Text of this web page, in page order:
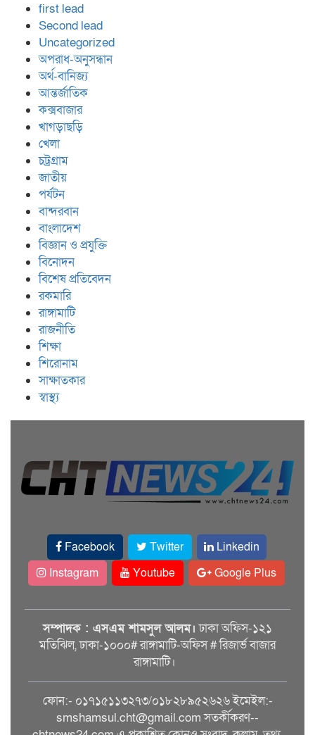
first lead
Second lead
Uncategorized
অপরাধ-অনুসন্ধান
অর্থ-বানিজ্য
আন্তর্জাতিক
কক্সবাজার
খাগড়াছড়ি
খেলা
চট্রগ্রাম
জাতীয়
পর্যটন
বান্দরবান
বাংলাদেশ
বিজ্ঞান ও প্রযুক্তি
বিনোদন
বিশেষ প্রতিবেদন
রকমারি
রাঙ্গামাটি
রাজনীতি
শিক্ষা
শিরোনাম
সাক্ষাতকার
স্বাস্থ্য
Facebook Twitter
Linkedin
Instagram
Youtube Google Plus
সম্পাদক : এসএম শামসুল আলম। ঢাকা অফিস-১২১
মতিঝিল, ঢাকা-১০০০# রাঙ্গামাটি-অফিস # রিজার্ভ বাজার
রাঙ্গামাটি।
ফোন:- ০১৭১৫১১৩২৭৩/০১৮২৮৯৫২৬২৬ ইমেইল:-
smshamsul.cht@gmail.com সতর্কীকরণ--